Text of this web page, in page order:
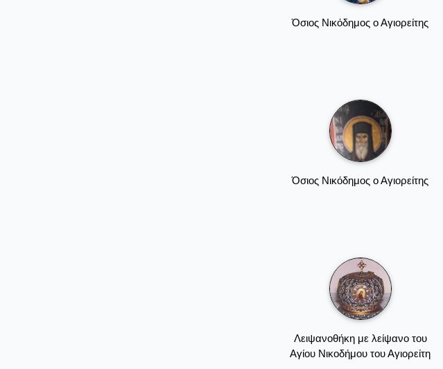
Όσιος Νικόδημος ο Αγιορείτης
Όσιος Νικόδημος ο Αγιορείτης
Λειψανοθήκη με λείψανο του
Αγίου Νικοδήμου του Αγιορείτη